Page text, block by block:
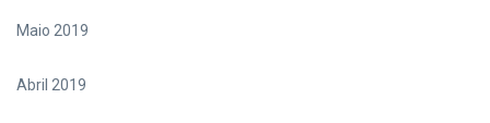
Maio 2019
Abril 2019